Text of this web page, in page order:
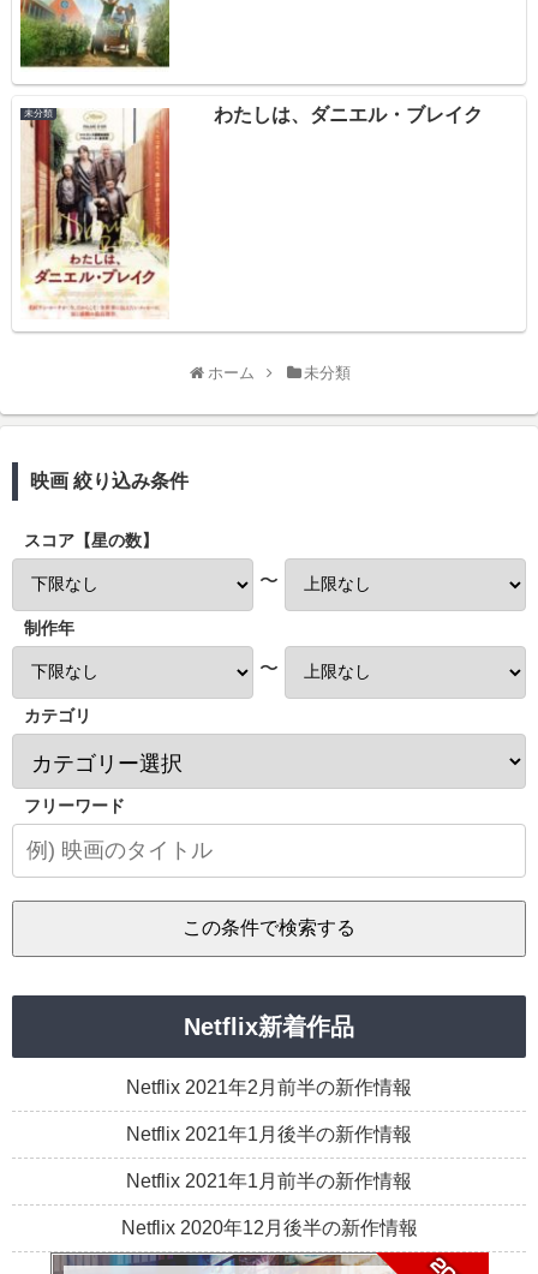
未分類 わたしは、ダニエル・ブレイク
ホーム 未分類
映画 絞り込み条件
スコア【星の数】
〜
制作年
〜
カテゴリ
フリーワード
Netflix新着作品
Netflix 2021年2月前半の新作情報
Netflix 2021年1月後半の新作情報
Netflix 2021年1月前半の新作情報
Netflix 2020年12月後半の新作情報